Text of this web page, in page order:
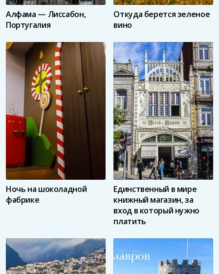
Алфама — Лиссабон,
Португалия
Откуда берется зеленое
вино
Ночь на шоколадной
фабрике
Единственный в мире
книжный магазин, за
вход в который нужно
платить